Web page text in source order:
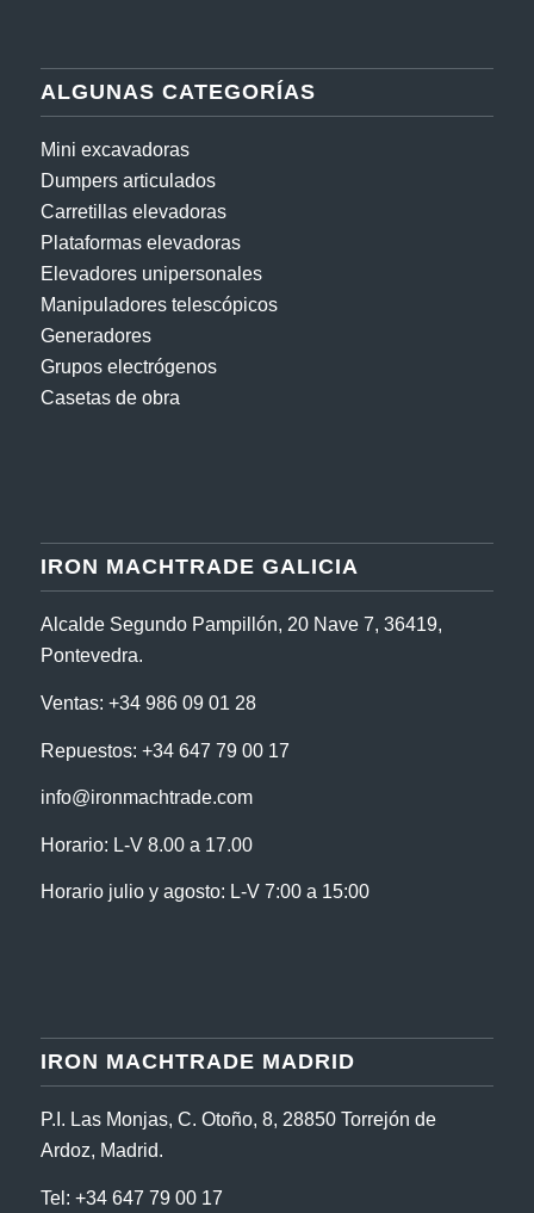
ALGUNAS CATEGORÍAS
Mini excavadoras
Dumpers articulados
Carretillas elevadoras
Plataformas elevadoras
Elevadores unipersonales
Manipuladores telescópicos
Generadores
Grupos electrógenos
Casetas de obra
IRON MACHTRADE GALICIA
Alcalde Segundo Pampillón, 20 Nave 7, 36419,
Pontevedra.
Ventas: +34 986 09 01 28
Repuestos: +34 647 79 00 17
info@ironmachtrade.com
Horario: L-V 8.00 a 17.00
Horario julio y agosto: L-V 7:00 a 15:00
IRON MACHTRADE MADRID
P.I. Las Monjas, C. Otoño, 8, 28850 Torrejón de
Ardoz, Madrid.
Tel: +34 647 79 00 17